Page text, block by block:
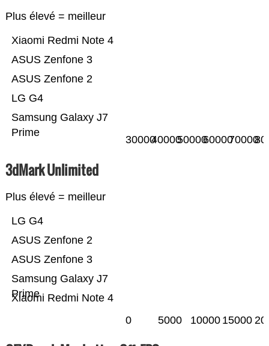
Plus élevé = meilleur
Samsung Galaxy J7
Prime
LG G4
ASUS Zenfone 2
ASUS Zenfone 3
Xiaomi Redmi Note 4
3000040000500006000070000
3dMark Unlimited
Plus élevé = meilleur
Xiaomi Redmi Note 4
Samsung Galaxy J7
Prime
ASUS Zenfone 3
ASUS Zenfone 2
LG G4
0 5000 10000 15000